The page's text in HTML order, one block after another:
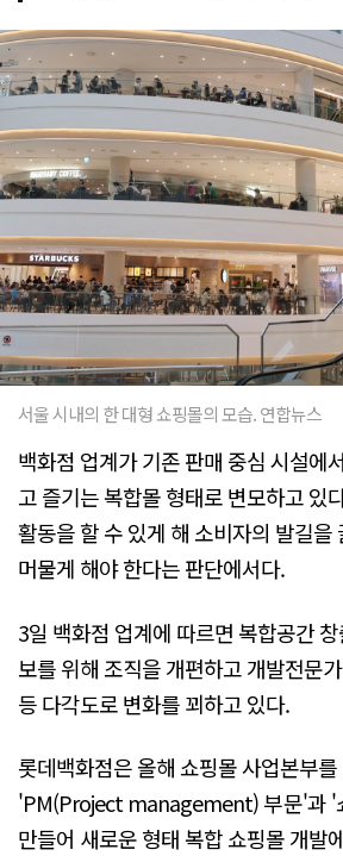
서울 시내의 한 대형 쇼핑몰의 모습. 연합뉴스
백화점 업계가 기존 판매 중심 시설에
고 즐기는 복합몰 형태로 변모하고 있
활동을 할 수 있게 해 소비자의 발길을
머물게 해야 한다는 판단에서다.
3일 백화점 업계에 따르면 복합공간
보를 위해 조직을 개편하고 개발전문
등 다각도로 변화를 꾀하고 있다.
롯데백화점은 올해 쇼핑몰 사업본부
'PM(Project management) 부문'과 '
만들어 새로운 형태 복합 쇼핑몰 개발